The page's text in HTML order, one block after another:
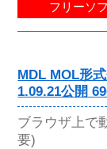
フリーソ
MDL MOL形
1.09.21公開
ブラウザ上で
要)